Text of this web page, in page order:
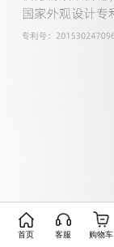
首页 客服 购物车